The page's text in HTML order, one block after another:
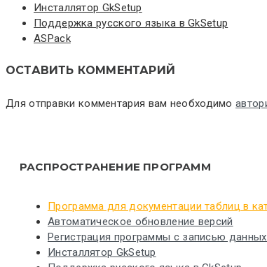
Инсталлятор GkSetup
Поддержка русского языка в GkSetup
ASPack
ОСТАВИТЬ КОММЕНТАРИЙ
Для отправки комментария вам необходимо
РАСПРОСТРАНЕНИЕ ПРОГРАММ
Программа для документации таблиц в
Автоматическое обновление версий
Регистрация программы с записью
Инсталлятор GkSetup